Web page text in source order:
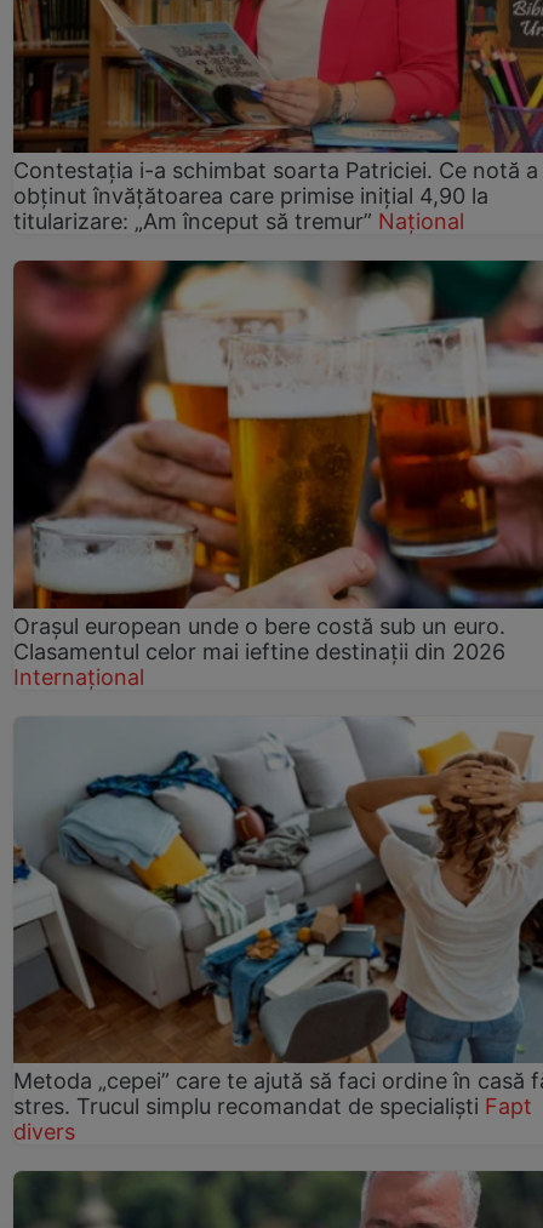
Contestația i-a schimbat soarta Patriciei. Ce notă a
obținut învățătoarea care primise inițial 4,90 la
titularizare: „Am început să tremur” Național
Orașul european unde o bere costă sub un euro.
Clasamentul celor mai ieftine destinații din 2026
Internațional
Metoda „cepei” care te ajută să faci ordine în casă
stres. Trucul simplu recomandat de specialiști Fapt
divers